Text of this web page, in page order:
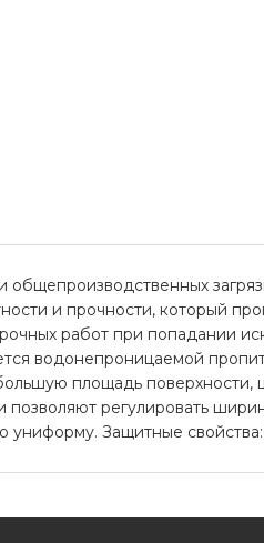
общепроизводственных
и прочности, который
работ при попадании
водонепроницаемой
площадь
регулировать
Защитные